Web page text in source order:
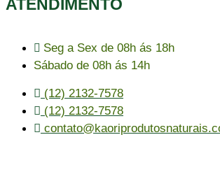
ATENDIMENTO
Seg a Sex de 08h ás 18h
Sábado de 08h ás 14h
(12) 2132-7578
(12) 2132-7578